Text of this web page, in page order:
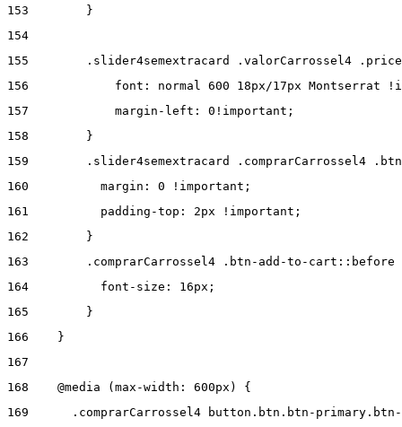
153
        }
154
155
.slider4semextracard .valorCarrossel4
156
font: normal 600 18px/17px Montserrat
157
            margin-left: 0!important;
158
        }
159
.slider4semextracard .comprarCarrossel4
160
          margin: 0 !important;
161
          padding-top: 2px !important;
162
        }
163
.comprarCarrossel4 .btn-add-to-
164
          font-size: 16px;
165
        }
166
    }
167
168
    @media (max-width: 600px) {
169
.comprarCarrossel4 button.btn.btn-